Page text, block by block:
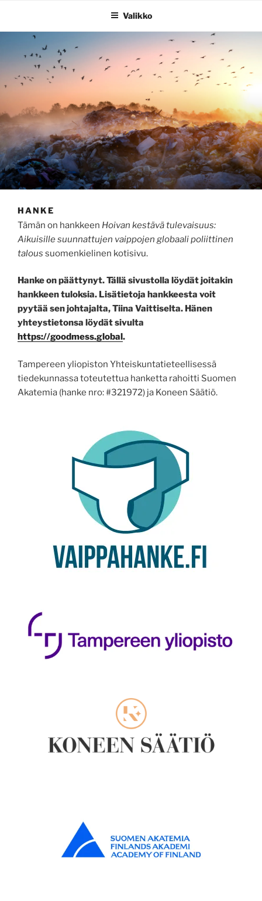
Valikko
HANKE
Tämän on hankkeen Hoivan kestävä tulevaisuus:
Aikuisille suunnattujen vaippojen globaali poliittinen
talous suomenkielinen kotisivu.
Hanke on päättynyt. Tällä sivustolla löydät joitakin
hankkeen tuloksia. Lisätietoja hankkeesta voit
pyytää sen johtajalta, Tiina Vaittiselta. Hänen
yhteystietonsa löydät sivulta
https://goodmess.global.
Tampereen yliopiston Yhteiskuntatieteellisessä
tiedekunnassa toteutettua hanketta rahoitti Suomen
Akatemia (hanke nro: #321972) ja Koneen Säätiö.